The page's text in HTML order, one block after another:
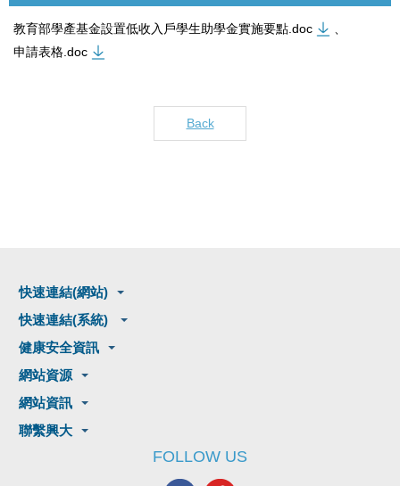
教育部學產基金設置低收入戶學生助學金實施要點.doc
申請表格.doc
Back
快速連結(網站)
快速連結(系統)
健康安全資訊
網站資源
網站資訊
聯繫興大
FOLLOW US